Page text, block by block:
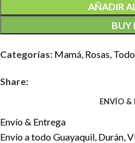
AÑADIR
BUY
Categorías: Mamá, Rosas,
Share:
ENVÍO &
Envío & Entrega
Envío a todo Guayaquil, Durán,